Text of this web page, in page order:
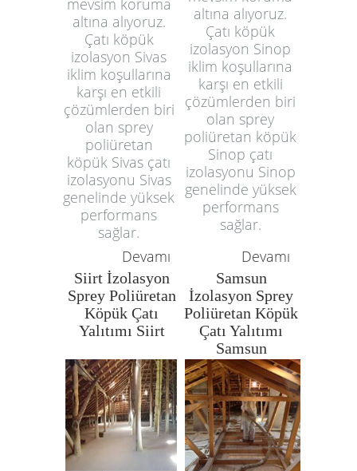
altına alıyoruz.
Çatı köpük
izolasyon Sivas
iklim koşullarına
karşı en etkili
çözümlerden biri
olan sprey
poliüretan
köpük Sivas çatı
izolasyonu Sivas
genelinde yüksek
performans
sağlar.
altına alıyoruz.
Çatı köpük
izolasyon Sinop
iklim koşullarına
karşı en etkili
çözümlerden biri
olan sprey
poliüretan köpük
Sinop çatı
izolasyonu Sinop
genelinde yüksek
performans
sağlar.
Devamı
Devamı
Siirt İzolasyon
Sprey Poliüretan
Köpük Çatı
Yalıtımı Siirt
Samsun
İzolasyon Sprey
Poliüretan Köpük
Çatı Yalıtımı
Samsun